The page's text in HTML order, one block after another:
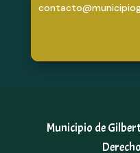
Municipio de